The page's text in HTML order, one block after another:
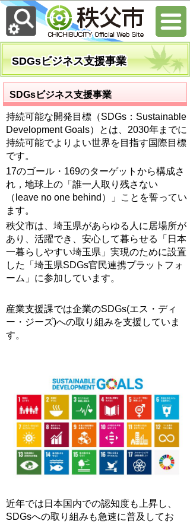
SDGsビジネス支援事業
SDGsビジネス支援事業
持続可能な開発目標（SDGs：Sustainable
Development Goals）とは、2030年までに
持続可能でよりよい世界を目指す国際目標
です。
17のゴール・169のターゲットから構成さ
れ，地球上の「誰一人取り残さない
（leave no one behind）」ことを誓ってい
ます。
秩父市は、埼玉県があらゆる人に居場所が
あり、活躍でき、安心して暮らせる「日本
一暮らしやすい埼玉県」実現のために設置
した「埼玉県SDGs官民連携プラットフォ
ーム」に参加しています。
産業支援課では企業のSDGs(エス・ディ
ー・ジーズ)への取り組みを支援していま
す。
近年では日本国内での認知度も上昇し、
SDGsへの取り組みも急速に普及してお